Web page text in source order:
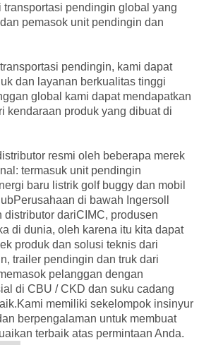
transportasi pendingin global yang
pemasok unit pendingin dan
pendingin, kami dapat
dan layanan berkualitas tinggi
global kami dapat mendapatkan
kendaraan produk yang dibuat di
resmi oleh beberapa merek
termasuk unit pendingin
baru listrik golf buggy dan mobil
Perusahaan di bawah Ingersoll
distributor dariCIMC, produsen
di dunia, oleh karena itu kita dapat
produk dan solusi teknis dari
trailer pendingin dan truk dari
pelanggan dengan
di CBU / CKD dan suku cadang
Kami memiliki sekelompok insinyur
berpengalaman untuk membuat
terbaik atas permintaan Anda.